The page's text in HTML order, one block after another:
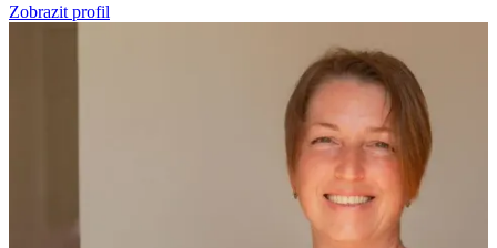
Zobrazit profil